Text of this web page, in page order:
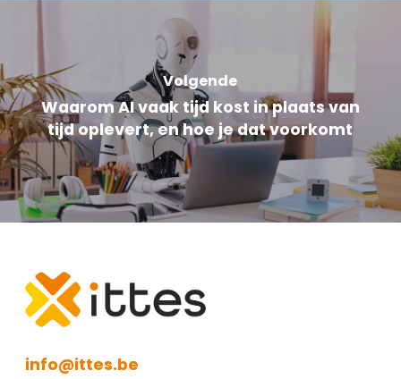
Volgende
Waarom AI vaak tijd kost in plaats van
tijd oplevert, en hoe je dat voorkomt
info@ittes.be